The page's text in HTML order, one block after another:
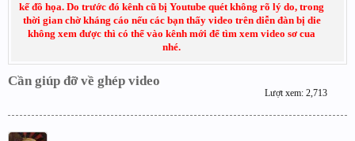
kế đồ họa. Do trước đó kênh cũ bị Youtube quét không rõ lý do, trong
thời gian chờ kháng cáo nếu các bạn thấy video trên diễn đàn bị die
không xem được thì có thể vào kênh mới để tìm xem video sơ cua
nhé.
Cần giúp đỡ về ghép video
Lượt xem: 2,713